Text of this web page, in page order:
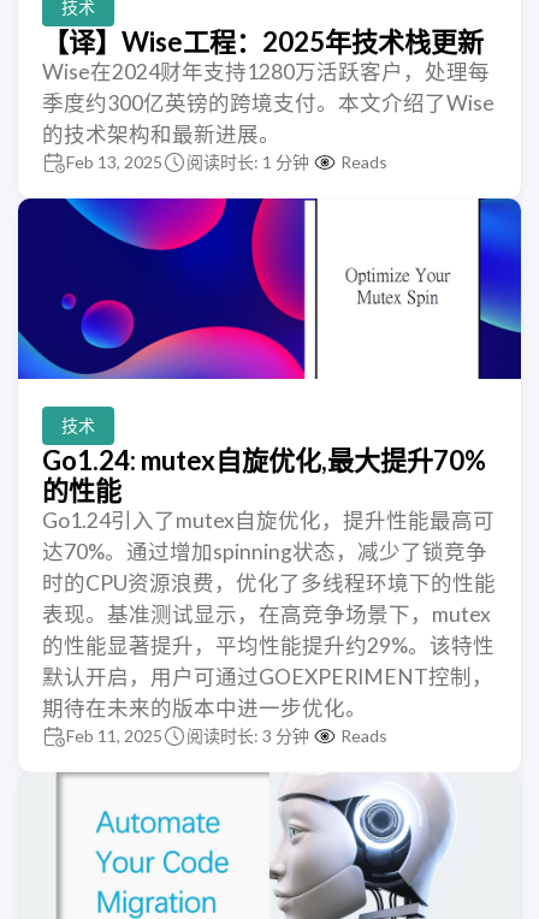
技术
【译】Wise工程：2025年技术栈更新
Wise在2024财年支持1280万活跃客户，处理每
季度约300亿英镑的跨境支付。本文介绍了Wise
的技术架构和最新进展。
Feb 13, 2025 阅读时长: 1 分钟 Reads
技术
Go1.24: mutex自旋优化,最大提升70%
的性能
Go1.24引入了mutex自旋优化，提升性能最高可
达70%。通过增加spinning状态，减少了锁竞争
时的CPU资源浪费，优化了多线程环境下的性能
表现。基准测试显示，在高竞争场景下，mutex
的性能显著提升，平均性能提升约29%。该特性
默认开启，用户可通过GOEXPERIMENT控制，
期待在未来的版本中进一步优化。
Feb 11, 2025 阅读时长: 3 分钟 Reads